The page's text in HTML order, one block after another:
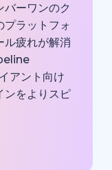
ーワンのク
プラットフォ
ル疲れが解消
アント向け
ンをよりスピ